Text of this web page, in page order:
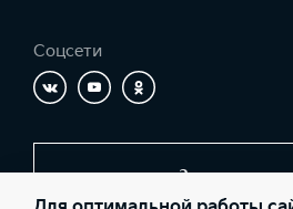
Соцсети
Заказать